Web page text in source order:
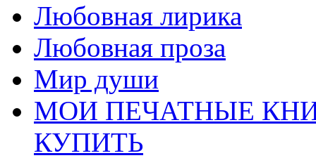
Любовная лирика
Любовная проза
Мир души
МОИ ПЕЧАТНЫЕ
КУПИТЬ